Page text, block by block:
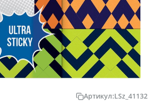
Артикул:LSz_41132